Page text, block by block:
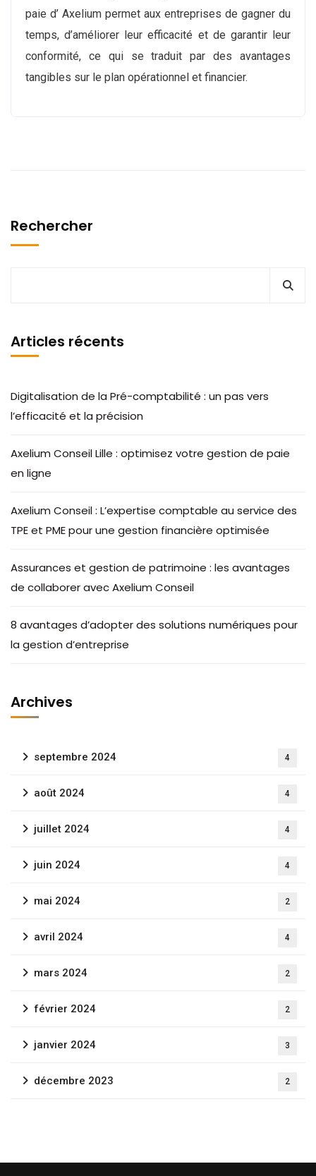
paie d’ Axelium permet aux entreprises de gagner du
temps, d’améliorer leur efficacité et de garantir leur
conformité, ce qui se traduit par des avantages
tangibles sur le plan opérationnel et financier.
Rechercher
Articles récents
Digitalisation de la Pré-comptabilité : un pas vers
l’efficacité et la précision
Axelium Conseil Lille : optimisez votre gestion de paie
en ligne
Axelium Conseil : L’expertise comptable au service des
TPE et PME pour une gestion financière optimisée
Assurances et gestion de patrimoine : les avantages
de collaborer avec Axelium Conseil
8 avantages d’adopter des solutions numériques pour
la gestion d’entreprise
Archives
septembre 2024 4
août 2024 4
juillet 2024 4
juin 2024 4
mai 2024 2
avril 2024 4
mars 2024 2
février 2024 2
janvier 2024 3
décembre 2023 2